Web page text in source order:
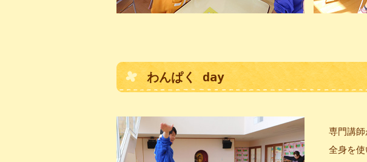
わんぱく day
専門講師
全身を